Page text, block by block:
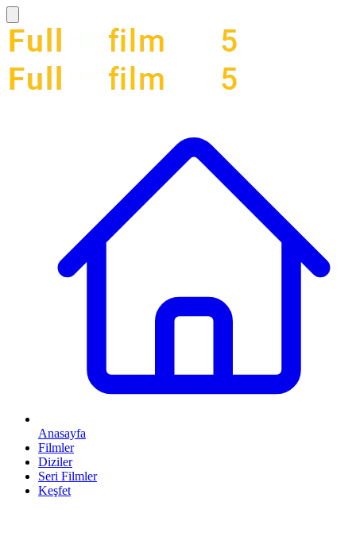
Anasayfa
Filmler
Diziler
Seri Filmler
Keşfet